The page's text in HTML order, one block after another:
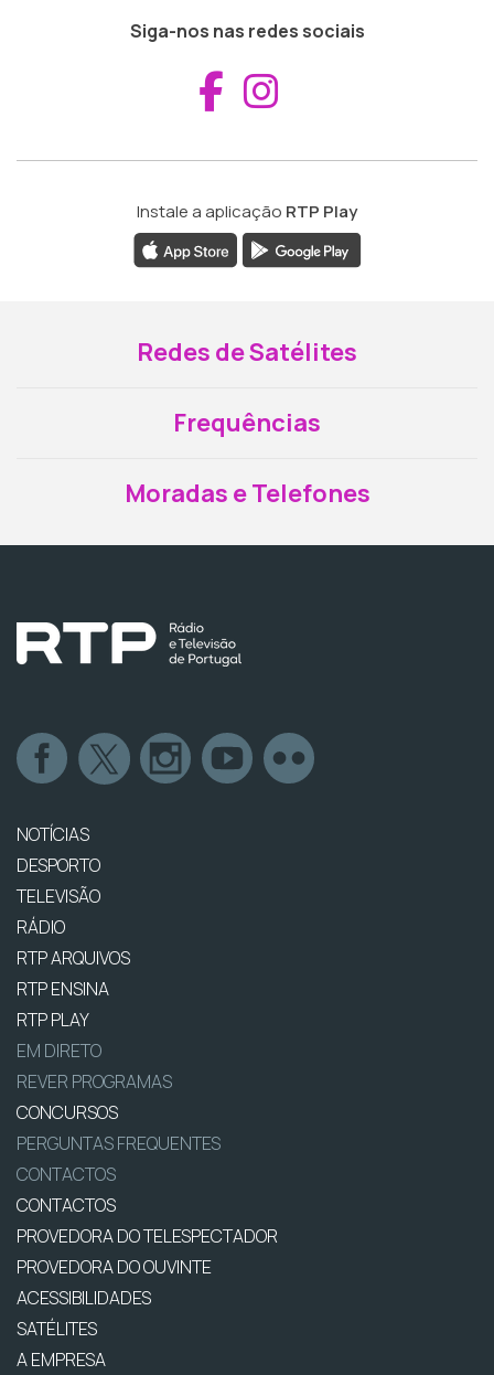
Siga-nos nas redes sociais
Aceder ao
Instale a aplicação RTP Play
Redes de Satélites
Frequências
Moradas e Telefones
NOTÍCIAS
DESPORTO
TELEVISÃO
RÁDIO
RTP ARQUIVOS
RTP ENSINA
RTP PLAY
EM DIRETO
REVER PROGRAMAS
CONCURSOS
PERGUNTAS FREQUENTES
CONTACTOS
CONTACTOS
PROVEDORA DO TELESPECTADOR
PROVEDORA DO OUVINTE
ACESSIBILIDADES
SATÉLITES
A EMPRESA